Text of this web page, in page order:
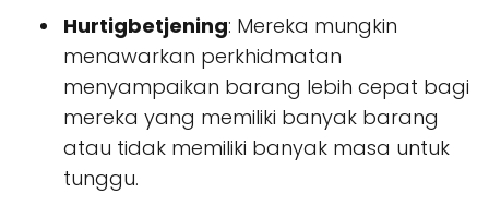
Hurtigbetjening: Mereka mungkin
menawarkan perkhidmatan
menyampaikan barang lebih cepat bagi
mereka yang memiliki banyak barang
atau tidak memiliki banyak masa untuk
tunggu.